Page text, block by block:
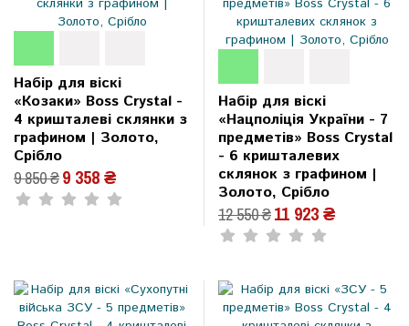
Набір для віскі
«Козаки» Boss Crystal -
4 кришталеві склянки з
графином | Золото,
Срібло
9 850 ₴9 358 ₴
Набір для віскі
«Нацполіція України - 7
предметів» Boss Crystal
- 6 кришталевих
склянок з графином |
Золото, Срібло
12 550 ₴11 923 ₴